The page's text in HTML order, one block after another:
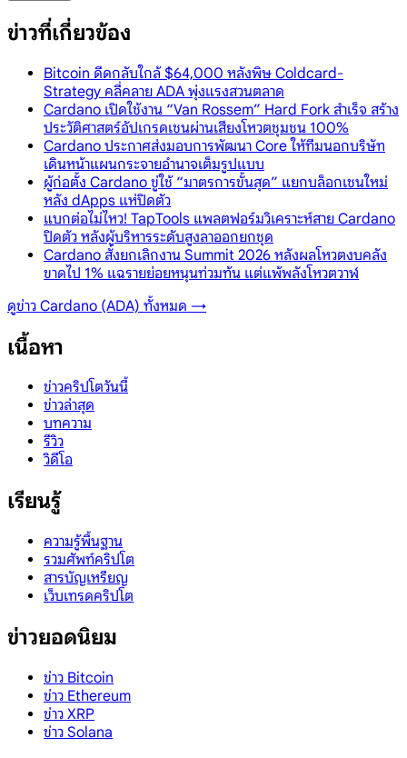
ข่าวที่เกี่ยวข้อง
Bitcoin ดีดกลับใกล้ $64,000 หลังพิษ Coldcard-
Strategy คลี่คลาย ADA พุ่งแรงสวนตลาด
Cardano เปิดใช้งาน “Van Rossem” Hard Fork สำเร็จ สร้าง
ประวัติศาสตร์อัปเกรดเชนผ่านเสียงโหวตชุมชน 100%
Cardano ประกาศส่งมอบการพัฒนา Core ให้ทีมนอกบริษัท
เดินหน้าแผนกระจายอำนาจเต็มรูปแบบ
ผู้ก่อตั้ง Cardano ขู่ใช้ “มาตรการขั้นสุด” แยกบล็อกเชนใหม่
หลัง dApps แห่ปิดตัว
แบกต่อไม่ไหว! TapTools แพลตฟอร์มวิเคราะห์สาย Cardano
ปิดตัว หลังผู้บริหารระดับสูงลาออกยกชุด
Cardano สั่งยกเลิกงาน Summit 2026 หลังผลโหวตงบคลัง
ขาดไป 1% แฉรายย่อยหนุนท่วมท้น แต่แพ้พลังโหวตวาฬ
ดูข่าว Cardano (ADA) ทั้งหมด →
เนื้อหา
ข่าวคริปโตวันนี้
ข่าวล่าสุด
บทความ
รีวิว
วิดีโอ
เรียนรู้
ความรู้พื้นฐาน
รวมศัพท์คริปโต
สารบัญเหรียญ
เว็บเทรดคริปโต
ข่าวยอดนิยม
ข่าว Bitcoin
ข่าว Ethereum
ข่าว XRP
ข่าว Solana